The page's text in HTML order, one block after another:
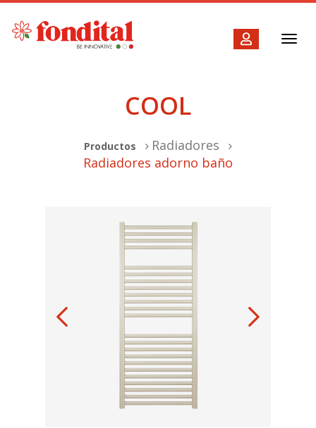
COOL
Productos
Radiadores
Radiadores adorno baño